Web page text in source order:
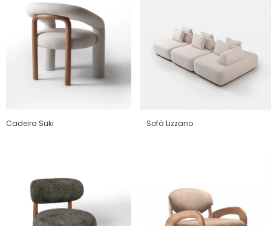
Cadeira Suki Sofá Lizzano